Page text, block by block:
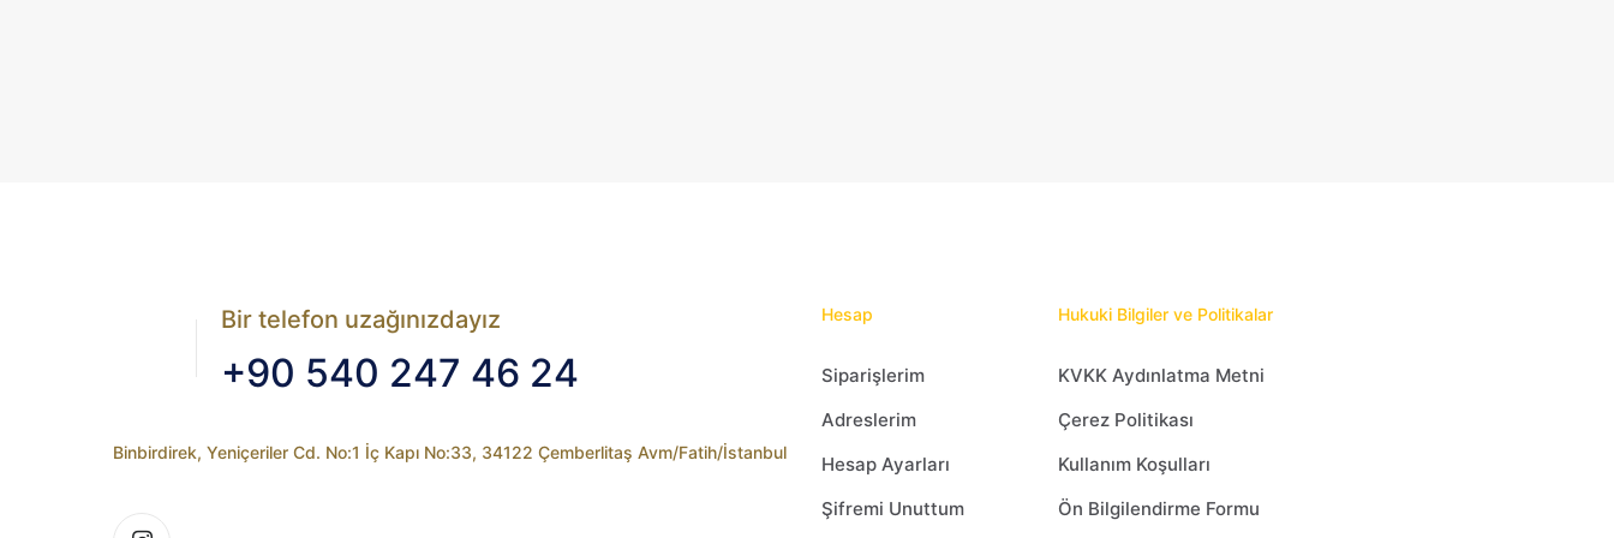
Bir telefon uzağınızdayız
+90 540 247 46 24
Binbirdirek, Yeniçeriler Cd. No:1 İç Kapı No:33, 34122 Çemberlitaş Avm/Fatih/İstanbul
Hesap
Siparişlerim
Adreslerim
Hesap Ayarları
Şifremi Unuttum
Hukuki Bilgiler ve Politikalar
KVKK Aydınlatma Metni
Çerez Politikası
Kullanım Koşulları
Ön Bilgilendirme Formu